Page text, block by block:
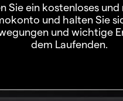
Sie ein kostenloses
und halten Sie
und wichtige
dem Laufenden.